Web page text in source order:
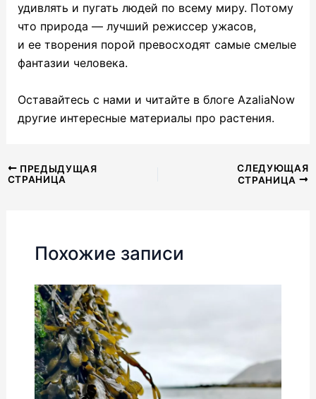
удивлять и пугать людей по всему миру. Потому
что природа — лучший режиссер ужасов,
и ее творения порой превосходят самые смелые
фантазии человека.
Оставайтесь с нами и читайте в блоге AzaliaNow
другие интересные материалы про растения.
Навигация
по
ПРЕДЫДУЩАЯ
СТРАНИЦА
СЛЕДУЮЩАЯ
СТРАНИЦА
Похожие записи